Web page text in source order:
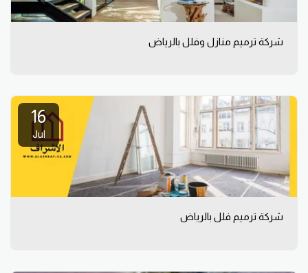
شركة ترميم منازل وفلل بالرياض
16
Jul
شركة ترميم فلل بالرياض